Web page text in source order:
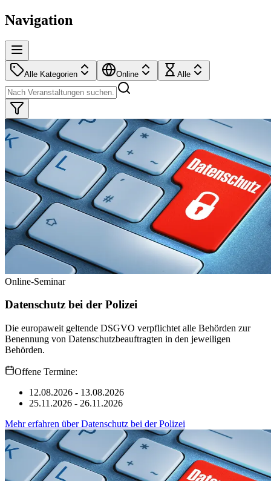
Navigation
Alle Kategorien Online Alle
Online-Seminar
Datenschutz bei der Polizei
Die europaweit geltende DSGVO verpflichtet alle Behörden zur
Benennung von Datenschutzbeauftragten in den jeweiligen
Behörden.
Offene Termine:
12.08.2026 - 13.08.2026
25.11.2026 - 26.11.2026
Mehr erfahren überDatenschutz bei der Polizei